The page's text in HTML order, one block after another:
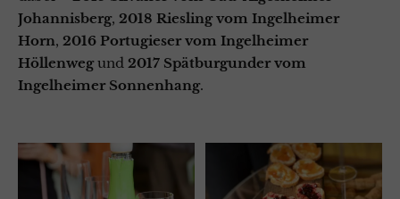
Johannisberg, 2018 Riesling vom Ingelheimer
Horn, 2016 Portugieser vom Ingelheimer
Höllenweg und 2017 Spätburgunder vom
Ingelheimer Sonnenhang.